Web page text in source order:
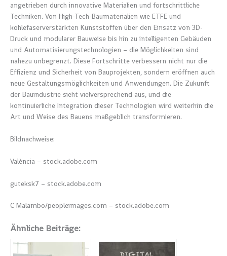
angetrieben durch innovative Materialien und fortschrittliche
Techniken. Von High-Tech-Baumaterialien wie ETFE und
kohlefaserverstärkten Kunststoffen über den Einsatz von 3D-
Druck und modularer Bauweise bis hin zu intelligenten Gebäuden
und Automatisierungstechnologien – die Möglichkeiten sind
nahezu unbegrenzt. Diese Fortschritte verbessern nicht nur die
Effizienz und Sicherheit von Bauprojekten, sondern eröffnen auch
neue Gestaltungsmöglichkeiten und Anwendungen. Die Zukunft
der Bauindustrie sieht vielversprechend aus, und die
kontinuierliche Integration dieser Technologien wird weiterhin die
Art und Weise des Bauens maßgeblich transformieren.
Bildnachweise:
València – stock.adobe.com
guteksk7 – stock.adobe.com
C Malambo/peopleimages.com – stock.adobe.com
Ähnliche Beiträge: